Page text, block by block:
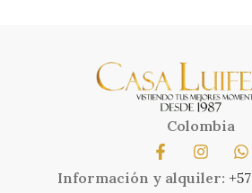
Colombia
Información y alquiler: +57